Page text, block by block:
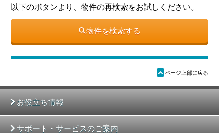
以下のボタンより、物件の再検索をお試しください。
物件を検索する
ü ページ上部に戻る
お役立ち情報
サポート・サービスのご案内